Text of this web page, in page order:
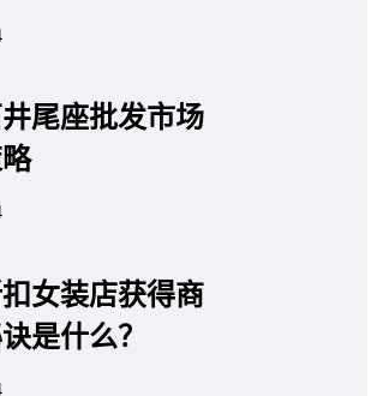
尾座批发市场
女装店获得商
是什么？